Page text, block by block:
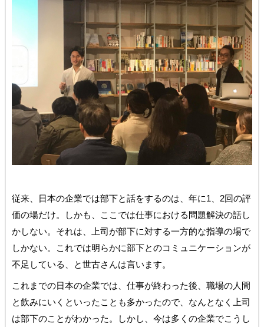
従来、日本の企業では部下と話をするのは、年に1、2回の評
価の場だけ。しかも、ここでは仕事における問題解決の話し
かしない。それは、上司が部下に対する一方的な指導の場で
しかない。これでは明らかに部下とのコミュニケーションが
不足している、と世古さんは言います。
これまでの日本の企業では、仕事が終わった後、職場の人間
と飲みにいくといったことも多かったので、なんとなく上司
は部下のことがわかった。しかし、今は多くの企業でこうし